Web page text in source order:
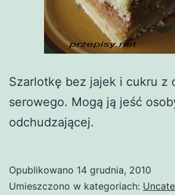
Szarlotkę bez jajek i cukru z
serowego. Mogą ją jeść
odchudzającej.
Opublikowano 14 grudnia, 2010
Umieszczono w kategoriach: